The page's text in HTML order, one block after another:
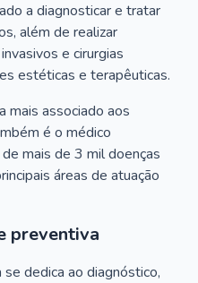
a diagnosticar e tratar
além de realizar
e cirurgias
estéticas e terapêuticas.
mais associado aos
é o médico
mais de 3 mil doenças
áreas de atuação
preventiva
dedica ao diagnóstico,